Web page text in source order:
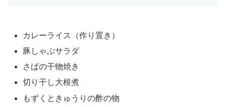
カレーライス（作り置き）
豚しゃぶサラダ
さばの干物焼き
切り干し大根煮
もずくときゅうりの酢の物